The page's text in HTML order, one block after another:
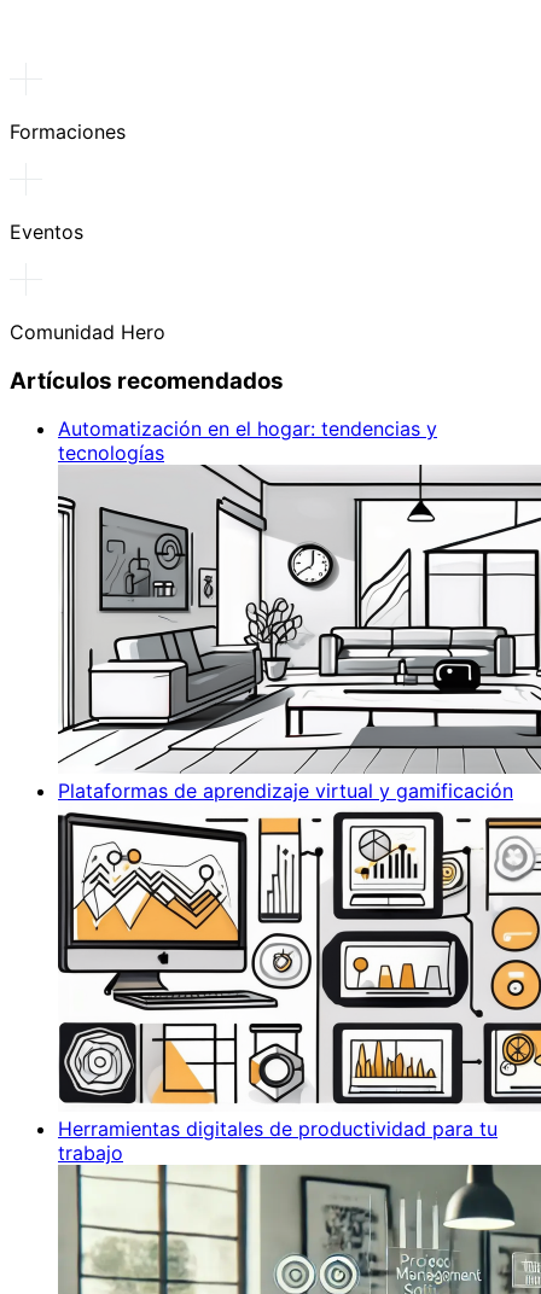
Formaciones
Eventos
Comunidad Hero
Artículos recomendados
Automatización en el hogar: tendencias y
tecnologías
Plataformas de aprendizaje virtual y gamificación
Herramientas digitales de productividad para tu
trabajo